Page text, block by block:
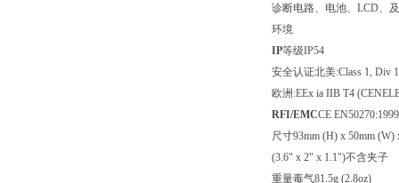
诊断电路、电池、LCD、
环境
IP等级IP54
安全认证北美:Class 1, Div
欧洲:EEx ia IIB T4
RFI/EMCCE
尺寸93mm (H) x 50mm (W)
(3.6" x 2" x 1.1")不含夹子
重量毒气81.5g (2.8oz)